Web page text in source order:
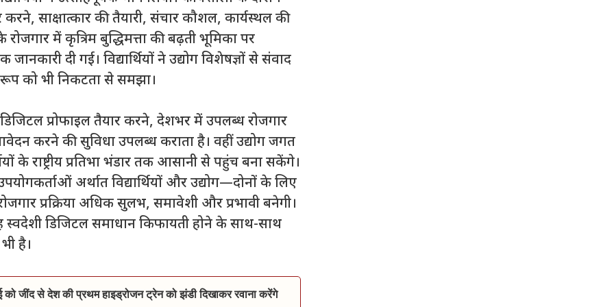
करने, साक्षात्कार की तैयारी, संचार कौशल, कार्यस्थल की
में कृत्रिम बुद्धिमत्ता की बढ़ती भूमिका पर
दी गई। विद्यार्थियों ने उद्योग विशेषज्ञों से संवाद
को भी निकटता से समझा।
प्रोफाइल तैयार करने, देशभर में उपलब्ध रोजगार
करने की सुविधा उपलब्ध कराता है। वहीं उद्योग जगत
के राष्ट्रीय प्रतिभा भंडार तक आसानी से पहुंच बना सकेंगे।
अर्थात विद्यार्थियों और उद्योग—दोनों के लिए
प्रक्रिया अधिक सुलभ, समावेशी और प्रभावी बनेगी।
स्वदेशी डिजिटल समाधान किफायती होने के साथ-साथ
है।
को जींद से देश की प्रथम हाइड्रोजन ट्रेन को झंडी दिखाकर रवाना करेंगे